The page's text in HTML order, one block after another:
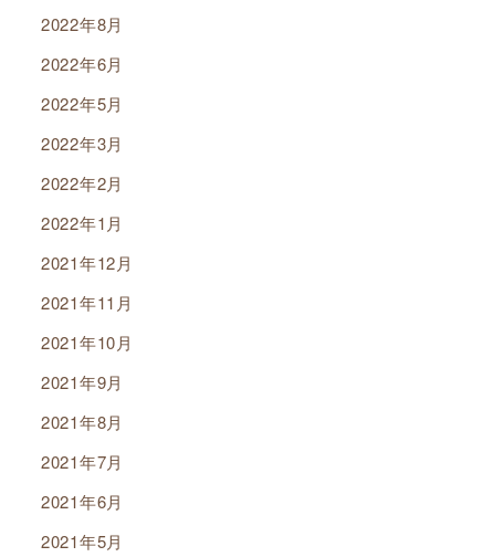
2022年8月
2022年6月
2022年5月
2022年3月
2022年2月
2022年1月
2021年12月
2021年11月
2021年10月
2021年9月
2021年8月
2021年7月
2021年6月
2021年5月